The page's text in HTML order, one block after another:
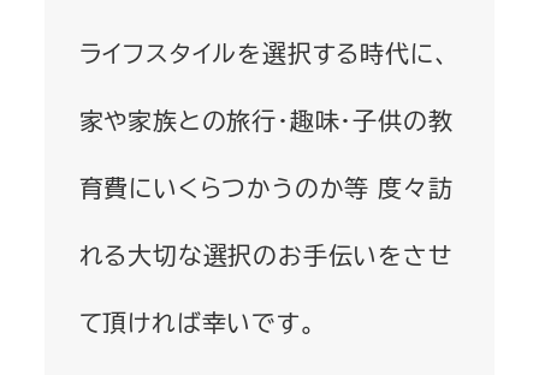
ライフスタイルを選択する時代に、
家や家族との旅行・趣味・子供の教
育費にいくらつかうのか等 度々訪
れる大切な選択のお手伝いをさせ
て頂ければ幸いです。